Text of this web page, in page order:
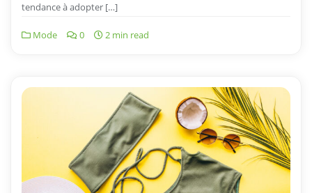
tendance à adopter […]
Mode 0 2 min read